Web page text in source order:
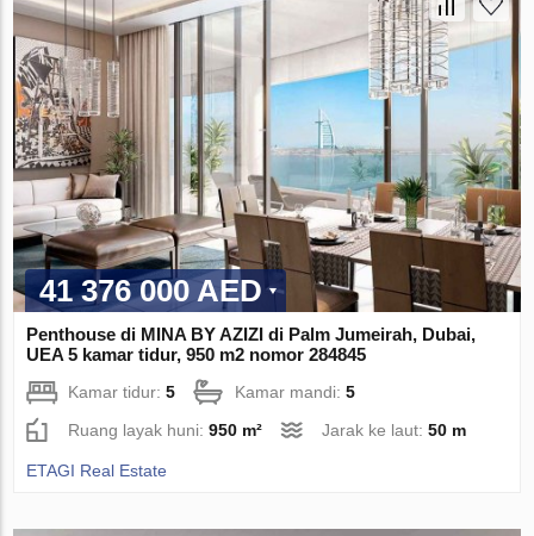
41 376 000 AED
Penthouse di MINA BY AZIZI di Palm Jumeirah, Dubai,
UEA 5 kamar tidur, 950 m2 nomor 284845
Kamar tidur:5 Kamar mandi:5
Ruang layak huni:950 m² Jarak ke laut:50 m
ETAGI Real Estate